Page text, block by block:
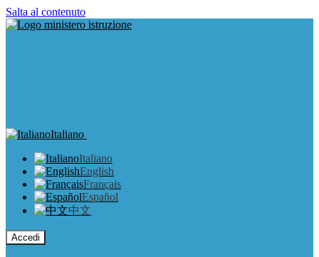
Salta al contenuto
Italiano
Italiano
English
Français
Español
中文
Accedi